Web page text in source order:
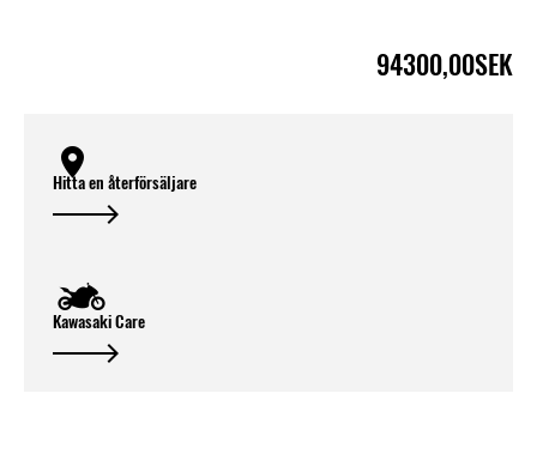
94300,00SEK
Hitta en återförsäljare
Kawasaki Care